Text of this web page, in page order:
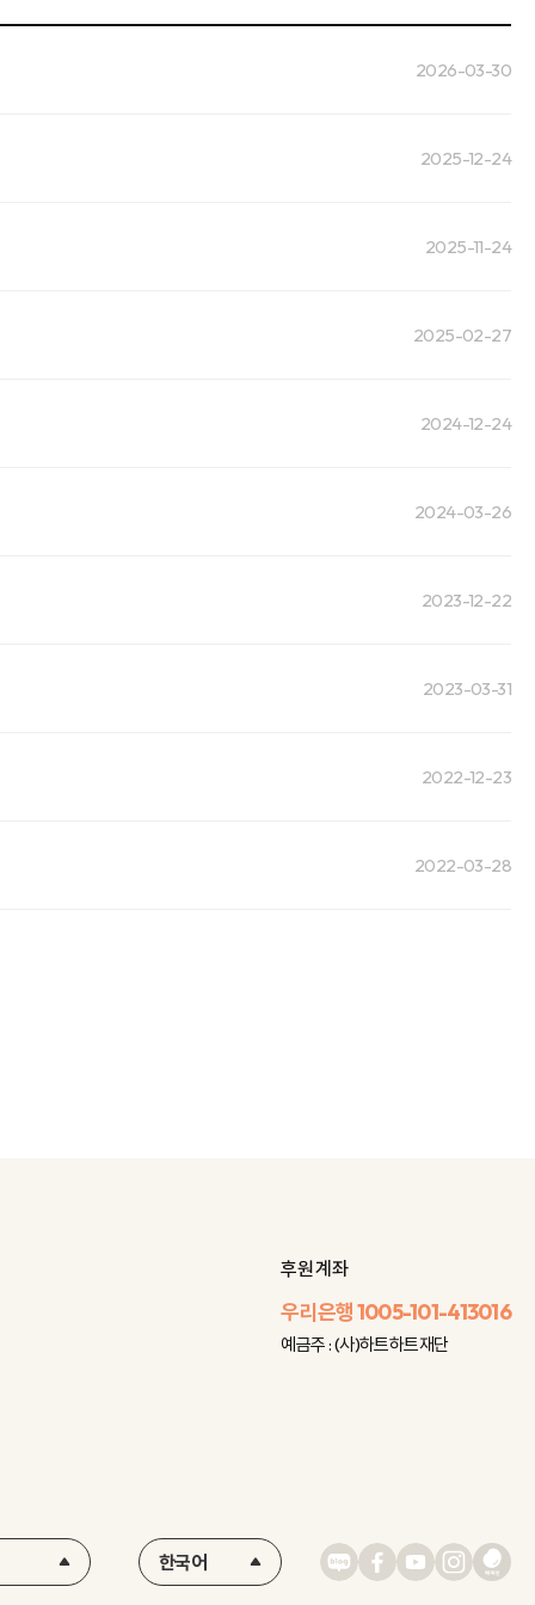
2026-03-30
2025-12-24
2025-11-24
2025-02-27
2024-12-24
2024-03-26
2023-12-22
2023-03-31
2022-12-23
2022-03-28
후원 계좌
우리은행1005-101-413016
예금주 : (사)하트하트재단
한국어